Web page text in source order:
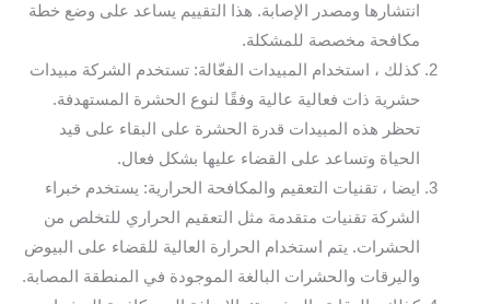
انتشارها ومصدر الإصابة. هذا التقييم يساعد على وضع خطة
مكافحة مخصصة للمشكلة.
كذلك ، استخدام المبيدات الفعّالة: تستخدم الشركة مبيدات
حشرية ذات فعالية عالية وفقًا لنوع الحشرة المستهدفة.
تحظر هذه المبيدات قدرة الحشرة على البقاء على قيد
الحياة وتساعد على القضاء عليها بشكل فعال.
ايضا ، تقنيات التعقيم والمكافحة الحرارية: يستخدم خبراء
الشركة تقنيات متقدمة مثل التعقيم الحراري للتخلص من
الحشرات. يتم استخدام الحرارة العالية للقضاء على البيوض
واليرقات والحشرات البالغة الموجودة في المنطقة المصابة.